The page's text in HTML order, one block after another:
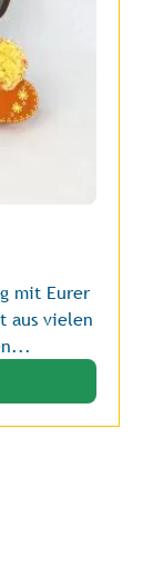
mit Eurer
aus vielen